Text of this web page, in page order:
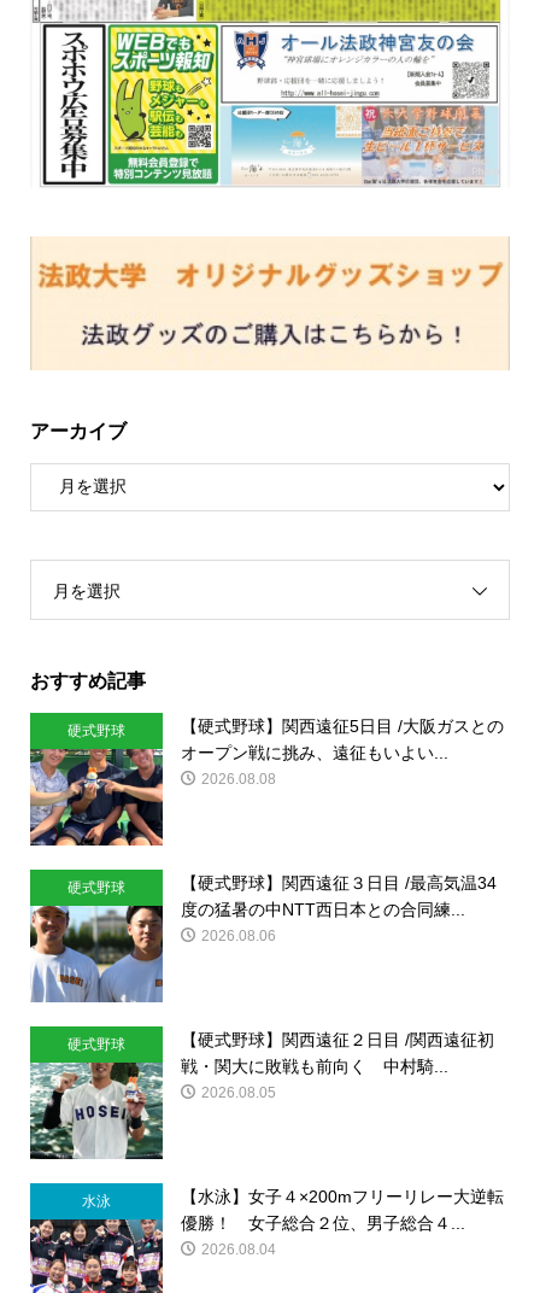
アーカイブ
月を選択
おすすめ記事
硬式野球
【硬式野球】関西遠征5日目 /大阪ガスとの
オープン戦に挑み、遠征もいよい...
2026.08.08
硬式野球
【硬式野球】関西遠征３日目 /最高気温34
度の猛暑の中NTT西日本との合同練...
2026.08.06
硬式野球
【硬式野球】関西遠征２日目 /関西遠征初
戦・関大に敗戦も前向く 中村騎...
2026.08.05
水泳
【水泳】女子４×200mフリーリレー大逆転
優勝！ 女子総合２位、男子総合４...
2026.08.04